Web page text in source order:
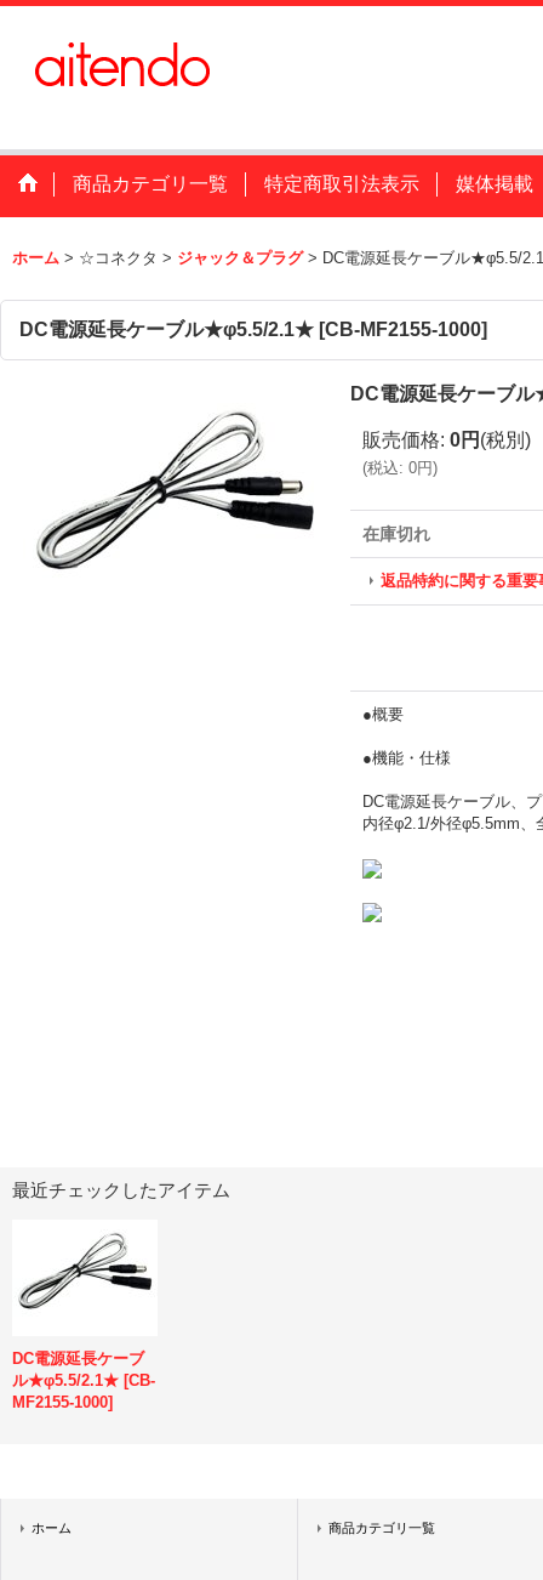
商品カテゴリ一覧 特定商取引法表示 媒体掲載
ホーム > ☆コネクタ > ジャック＆プラグ > DC電源延長ケーブル★φ5.5/
DC電源延長ケーブル★φ5.5/2.1★ [CB-MF2155-1000]
DC電源延長ケーブ
販売価格: 0円 (税別)
(税込: 0円)
在庫切れ
返品特約に関する重要
●概要
●機能・仕様
DC電源延長ケーブル、
内径φ2.1/外径φ5.5mm、
最近チェックしたアイテム
DC電源延長ケーブ
ル★φ5.5/2.1★ [CB-
MF2155-1000]
ホーム 商品カテゴリ一覧